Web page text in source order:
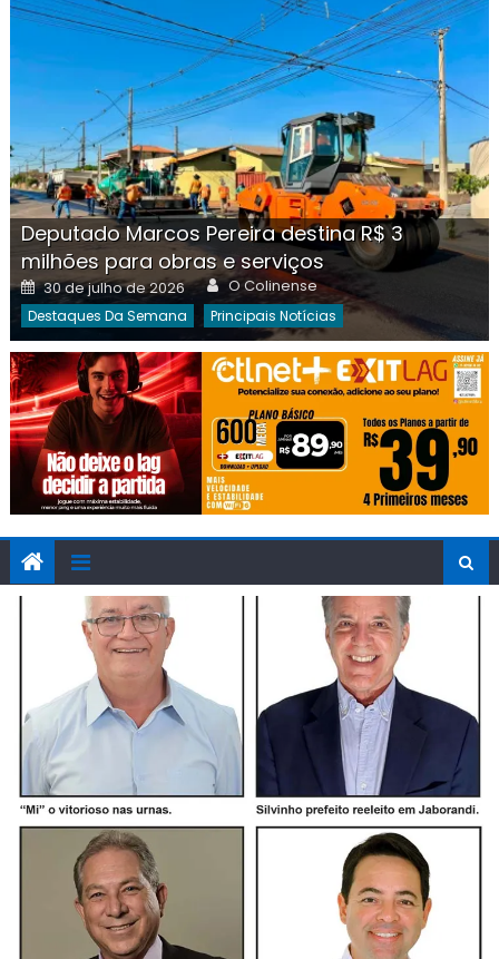
Deputado Marcos Pereira destina R$ 3
milhões para obras e serviços
Posted
on
30 de julho de 2026 Author
O Colinense
Destaques Da Semana Principais Notícias